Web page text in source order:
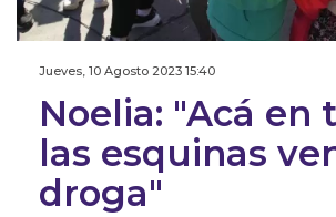
Jueves, 10 Agosto 2023 15:40
Noelia: "Acá en
las esquinas
droga"